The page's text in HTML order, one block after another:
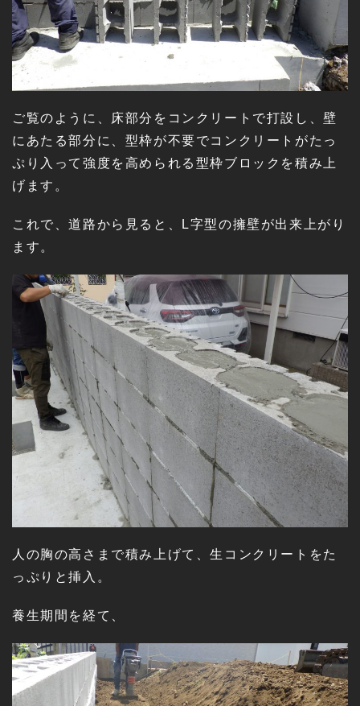
ご覧のように、床部分をコンクリートで打設し、壁
にあたる部分に、型枠が不要でコンクリートがたっ
ぷり入って強度を高められる型枠ブロックを積み上
げます。
これで、道路から見ると、L字型の擁壁が出来上がり
ます。
人の胸の高さまで積み上げて、生コンクリートをた
っぷりと挿入。
養生期間を経て、